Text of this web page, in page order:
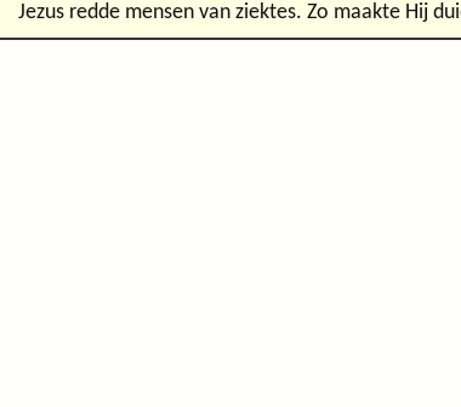
Jezus redde mensen van ziektes. Zo maakte Hij